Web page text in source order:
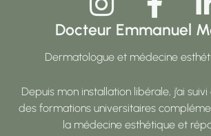
Docteur Emmanuel
Dermatologue et médecine
Depuis mon installation libérale, j’ai
des formations universitaires
la médecine esthétique et